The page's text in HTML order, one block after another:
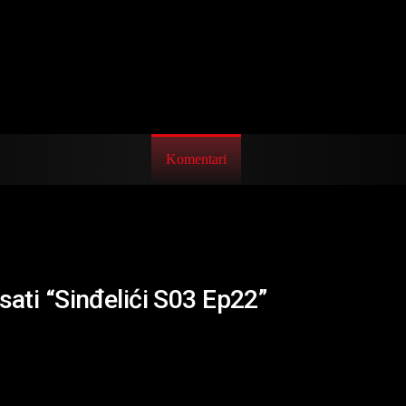
Komentari
“Sinđelići S03 Ep22”